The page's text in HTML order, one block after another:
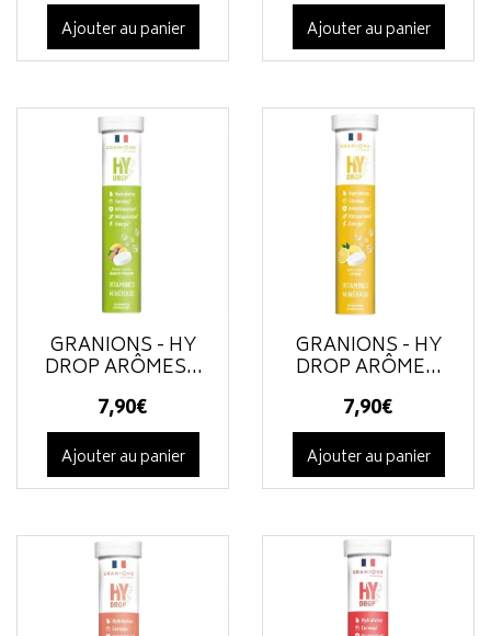
Ajouter au panier Ajouter au panier
GRANIONS - HY
DROP ARÔMES...
7,90€
Ajouter au panier
GRANIONS - HY
DROP ARÔME...
7,90€
Ajouter au panier